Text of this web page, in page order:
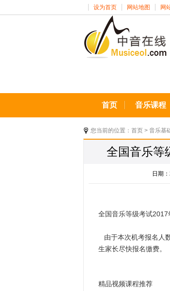
设为首页 网站地图 网
首页 音乐课程
您当前的位置： 首页 > 音乐基
全国音乐等
日期
全国音乐等级考试
由于本次机考报名人
生家长尽快报名缴费。
精品视频课程推荐